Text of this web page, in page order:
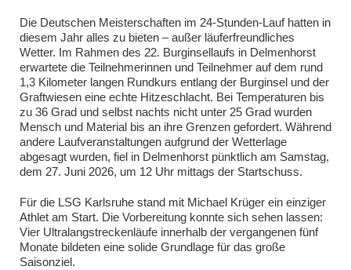
Die Deutschen Meisterschaften im 24-Stunden-Lauf hatten in
diesem Jahr alles zu bieten – außer läuferfreundliches
Wetter. Im Rahmen des 22. Burginsellaufs in Delmenhorst
erwartete die Teilnehmerinnen und Teilnehmer auf dem rund
1,3 Kilometer langen Rundkurs entlang der Burginsel und der
Graftwiesen eine echte Hitzeschlacht. Bei Temperaturen bis
zu 36 Grad und selbst nachts nicht unter 25 Grad wurden
Mensch und Material bis an ihre Grenzen gefordert. Während
andere Laufveranstaltungen aufgrund der Wetterlage
abgesagt wurden, fiel in Delmenhorst pünktlich am Samstag,
dem 27. Juni 2026, um 12 Uhr mittags der Startschuss.
Für die LSG Karlsruhe stand mit Michael Krüger ein einziger
Athlet am Start. Die Vorbereitung konnte sich sehen lassen:
Vier Ultralangstreckenläufe innerhalb der vergangenen fünf
Monate bildeten eine solide Grundlage für das große
Saisonziel.